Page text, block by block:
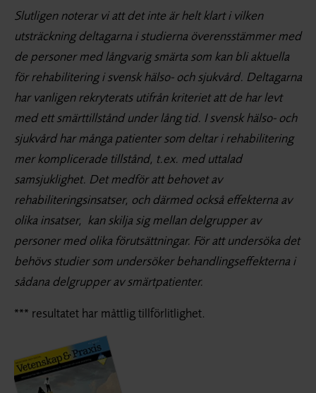
Slutligen noterar vi att det inte är helt klart i vilken
utsträckning deltagarna i studierna överensstämmer med
de personer med långvarig smärta som kan bli aktuella
för rehabilitering i svensk hälso- och sjukvård. Deltagarna
har vanligen rekryterats utifrån kriteriet att de har levt
med ett smärttillstånd under lång tid. I svensk hälso- och
sjukvård har många patienter som deltar i rehabilitering
mer komplicerade tillstånd, t.ex. med uttalad
samsjuklighet. Det medför att behovet av
rehabiliteringsinsatser, och därmed också effekterna av
olika insatser, kan skilja sig mellan delgrupper av
personer med olika förutsättningar. För att undersöka det
behövs studier som undersöker behandlingseffekterna i
sådana delgrupper av smärtpatienter.
*** resultatet har måttlig tillförlitlighet.